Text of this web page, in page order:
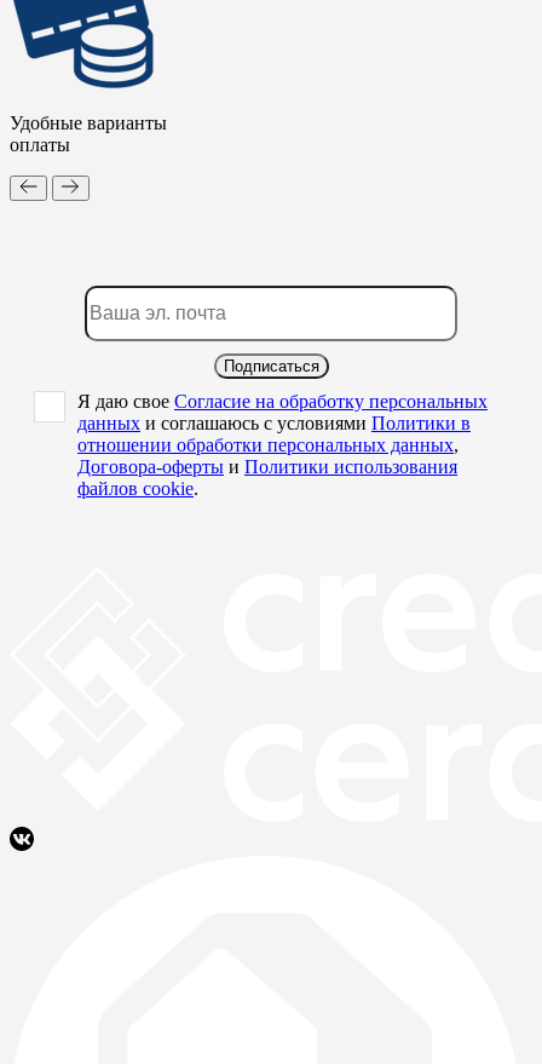
Удобные варианты
оплаты
Подписаться
Я даю свое Согласие на обработку персональных
данных и соглашаюсь с условиями Политики в
отношении обработки персональных данных,
Договора-оферты и Политики использования
файлов cookie.